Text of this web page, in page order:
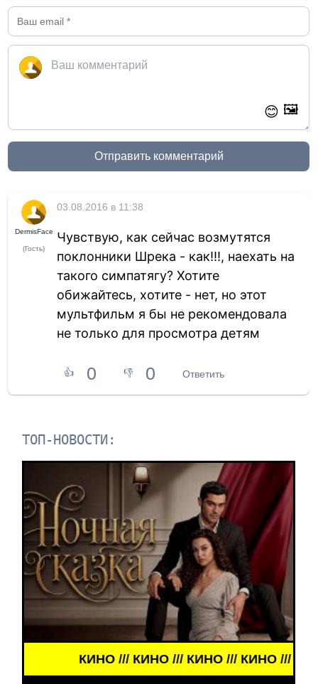
😊 🖼️
Отправить комментарий
DermisFace
(Гость)
03.08.2016 в 11:38
Чувствую, как сейчас возмутятся
поклонники Шрека - как!!!, наехать на
такого симпатягу? Хотите
обижайтесь, хотите - нет, но этот
мультфильм я бы не рекомендовала
не только для просмотра детям
👍 0 👎 0 Ответить
ТОП-НОВОСТИ:
КИНО /// КИНО /// КИНО /// КИНО ///